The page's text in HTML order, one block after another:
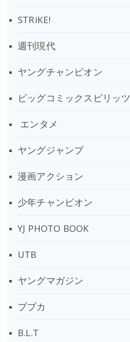
STRiKE!
週刊現代
ヤングチャンピオン
ビッグコミックスピリッツ
エンタメ
ヤングジャンプ
漫画アクション
少年チャンピオン
YJ PHOTO BOOK
UTB
ヤングマガジン
ブブカ
B.L.T